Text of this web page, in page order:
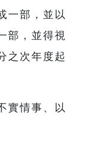
一部，並以
部，並得視
之次年度起
實情事、以